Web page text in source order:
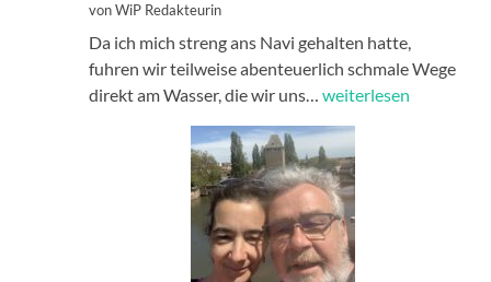
von WiP Redakteurin
Da ich mich streng ans Navi gehalten hatte,
fuhren wir teilweise abenteuerlich schmale Wege
direkt am Wasser, die wir uns…Palais
weiterlesen